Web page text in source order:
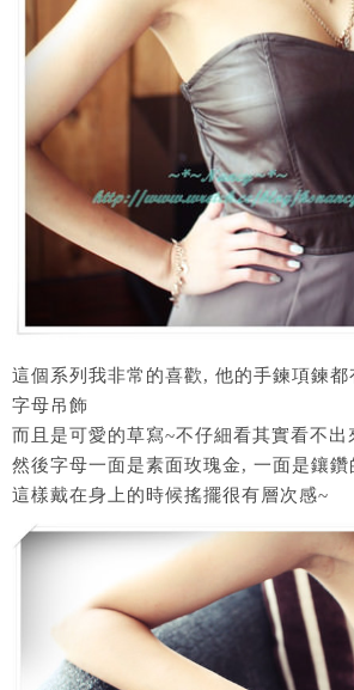
這個系列我非常的喜歡, 他的手鍊項鍊
字母吊飾
而且是可愛的草寫~不仔細看其實看不出
然後字母一面是素面玫瑰金, 一面是鑲鑽
這樣戴在身上的時候搖擺很有層次感~